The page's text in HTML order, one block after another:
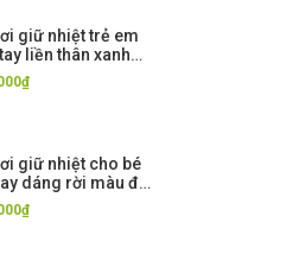
giữ nhiệt trẻ em
liền thân xanh
vải dày 2.5mm,
giữ nhiệt cho bé
dáng rời màu đen
12 vải dày 2.5mm
Sail